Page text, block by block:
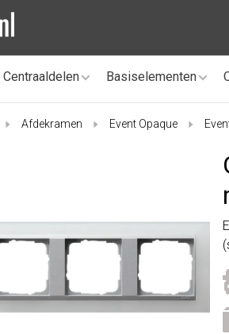
Centraaldelen Basiselementen
Afdekramen Event Opaque